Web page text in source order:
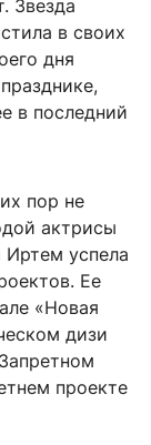
Звезда
в своих
дня
в последний
пор не
актрисы
успела
Ее
«Новая
дизи
проекте